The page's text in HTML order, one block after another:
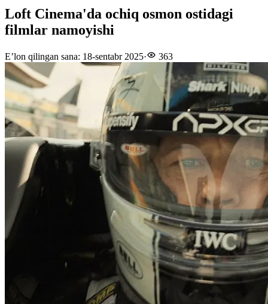
Loft Cinema'da ochiq osmon ostidagi
filmlar namoyishi
E’lon qilingan sana: 18-sentabr 2025· 363